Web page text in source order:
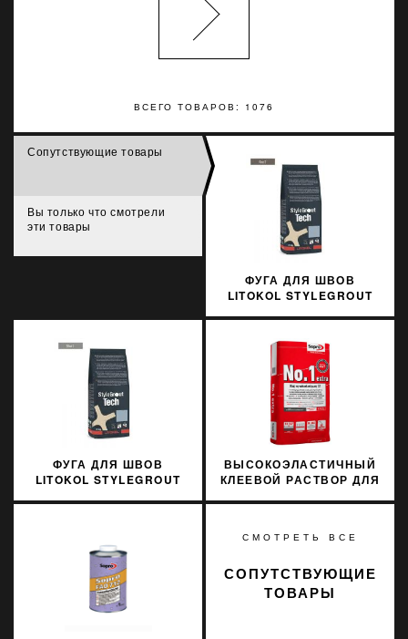
ВСЕГО ТОВАРОВ: 1076
Сопутствующие товары
Вы только что смотрели
эти товары
ФУГА ДЛЯ ШВОВ
LITOKOL STYLEGROUT
ФУГА ДЛЯ ШВОВ
LITOKOL STYLEGROUT
ВЫСОКОЭЛАСТИЧНЫЙ
КЛЕЕВОЙ РАСТВОР ДЛЯ
СМОТРЕТЬ ВСЕ
СОПУТСТВУЮЩИЕ
ТОВАРЫ